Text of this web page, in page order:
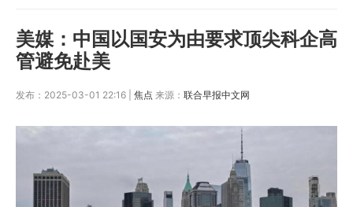
美媒：中国以国安为由要求顶尖科企高
管避免赴美
发布：2025-03-01 22:16 | 焦点 来源： 联合早报中文网